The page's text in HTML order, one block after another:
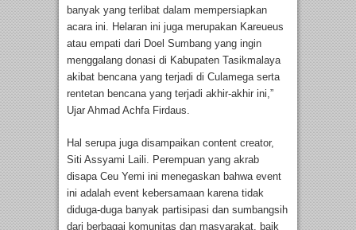
banyak yang terlibat dalam mempersiapkan
acara ini. Helaran ini juga merupakan Kareueus
atau empati dari Doel Sumbang yang ingin
menggalang donasi di Kabupaten Tasikmalaya
akibat bencana yang terjadi di Culamega serta
rentetan bencana yang terjadi akhir-akhir ini,”
Ujar Ahmad Achfa Firdaus.
Hal serupa juga disampaikan content creator,
Siti Assyami Laili. Perempuan yang akrab
disapa Ceu Yemi ini menegaskan bahwa event
ini adalah event kebersamaan karena tidak
diduga-duga banyak partisipasi dan sumbangsih
dari berbagai komunitas dan masyarakat, baik